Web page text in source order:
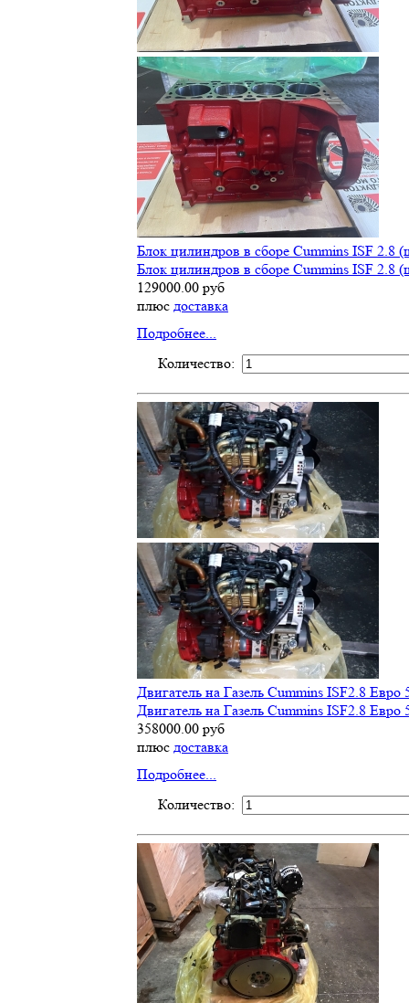
Блок цилиндров в сборе Cummins ISF 2.8
Блок цилиндров в сборе Cummins ISF 2.8
129000.00 руб
плюс доставка
Подробнее...
Количество:
Двигатель на Газель Cummins ISF2.8 Евро
Двигатель на Газель Cummins ISF2.8 Евро
358000.00 руб
плюс доставка
Подробнее...
Количество: